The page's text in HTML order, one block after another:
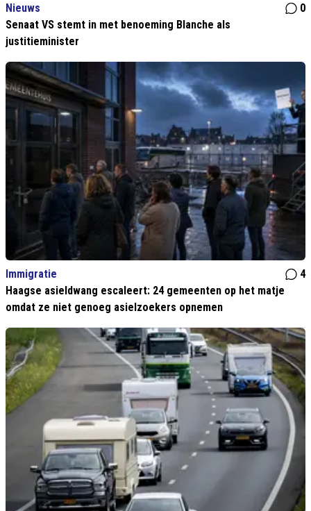
Nieuws
0
Senaat VS stemt in met benoeming Blanche als
justitieminister
Immigratie
4
Haagse asieldwang escaleert: 24 gemeenten op het matje
omdat ze niet genoeg asielzoekers opnemen